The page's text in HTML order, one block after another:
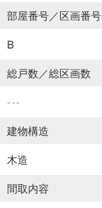
部屋番号／区画番号
B
総戸数／総区画数
---
建物構造
木造
間取内容